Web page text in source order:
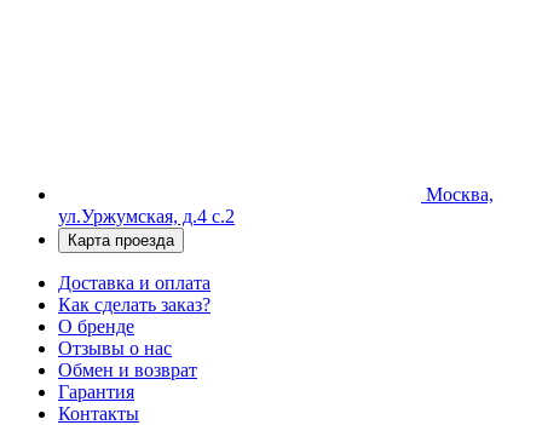
Москва,
ул.Уржумская, д.4 с.2
Карта проезда
Доставка и оплата
Как сделать заказ?
О бренде
Отзывы о нас
Обмен и возврат
Гарантия
Контакты